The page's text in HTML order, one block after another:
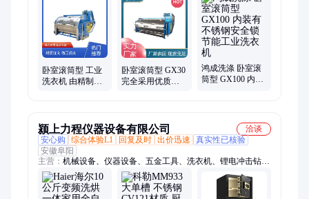
卧室滚筒型 工业
洗衣机 由精制而
卧室滚筒型 GX30
完全采用优质不
鸿成洗涤 卧室滚
筒型 GX100 内装
颍上力程仪器设备有限公司
洽谈
安心购
综合体验L1 回复及时 出价迅速
真实性已核验
安徽阜阳
主营： 机械设备、仪器设备、五金工具、洗衣机、锂电冲击钻、
工业电钻、充电式电锤、冲击电钻、体脂称、活性炭过滤罐、天
文望远镜、工业吊扇、仪表保温箱、气体检测仪、弦波逆变器、